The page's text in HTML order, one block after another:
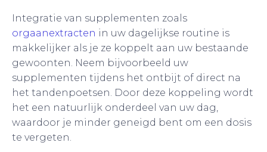
Integratie van supplementen zoals
orgaanextracten in uw dagelijkse routine is
makkelijker als je ze koppelt aan uw bestaande
gewoonten. Neem bijvoorbeeld uw
supplementen tijdens het ontbijt of direct na
het tandenpoetsen. Door deze koppeling wordt
het een natuurlijk onderdeel van uw dag,
waardoor je minder geneigd bent om een dosis
te vergeten.